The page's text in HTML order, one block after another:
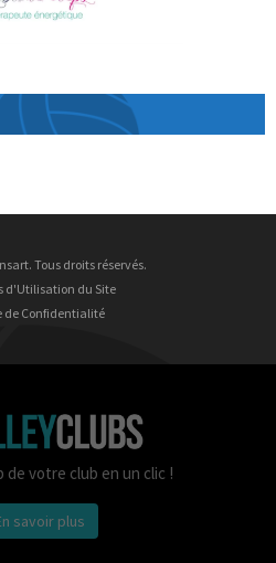
Tous droits réservés.
d'Utilisation du Site
de Confidentialité
de votre club en un clic !
savoir plus